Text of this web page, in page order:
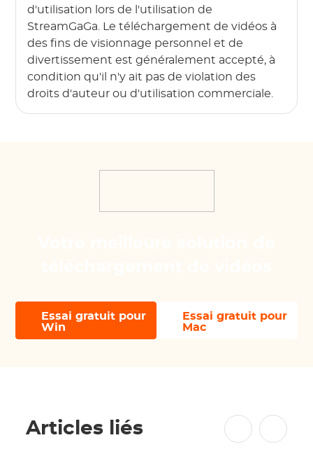
d'utilisation lors de l'utilisation de
StreamGaGa. Le téléchargement de vidéos à
des fins de visionnage personnel et de
divertissement est généralement accepté, à
condition qu'il n'y ait pas de violation des
droits d'auteur ou d'utilisation commerciale.
Essai gratuit pour
Win
Essai gratuit pour
Mac
Articles liés